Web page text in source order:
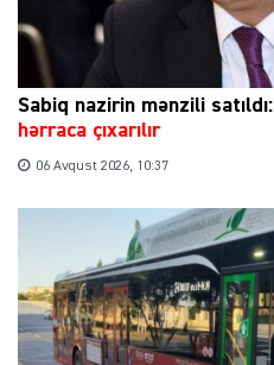
Sabiq nazirin mənzili satıldı:
hərraca çıxarılır
06 Avqust 2026, 10:37